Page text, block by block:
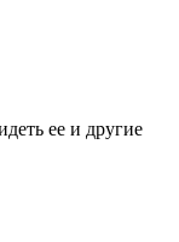
ее и другие